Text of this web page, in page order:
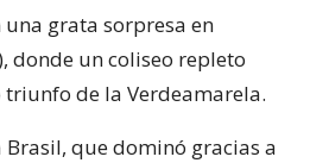
grata sorpresa en
donde un coliseo repleto
de la Verdeamarela.
que dominó gracias a